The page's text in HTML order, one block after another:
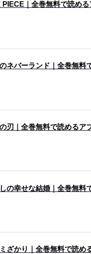
PIECE｜全巻無料で読める
ネバーランド｜全巻無料
刃｜全巻無料で読めるア
の幸せな結婚｜全巻無料
ざかり｜全巻無料で読め